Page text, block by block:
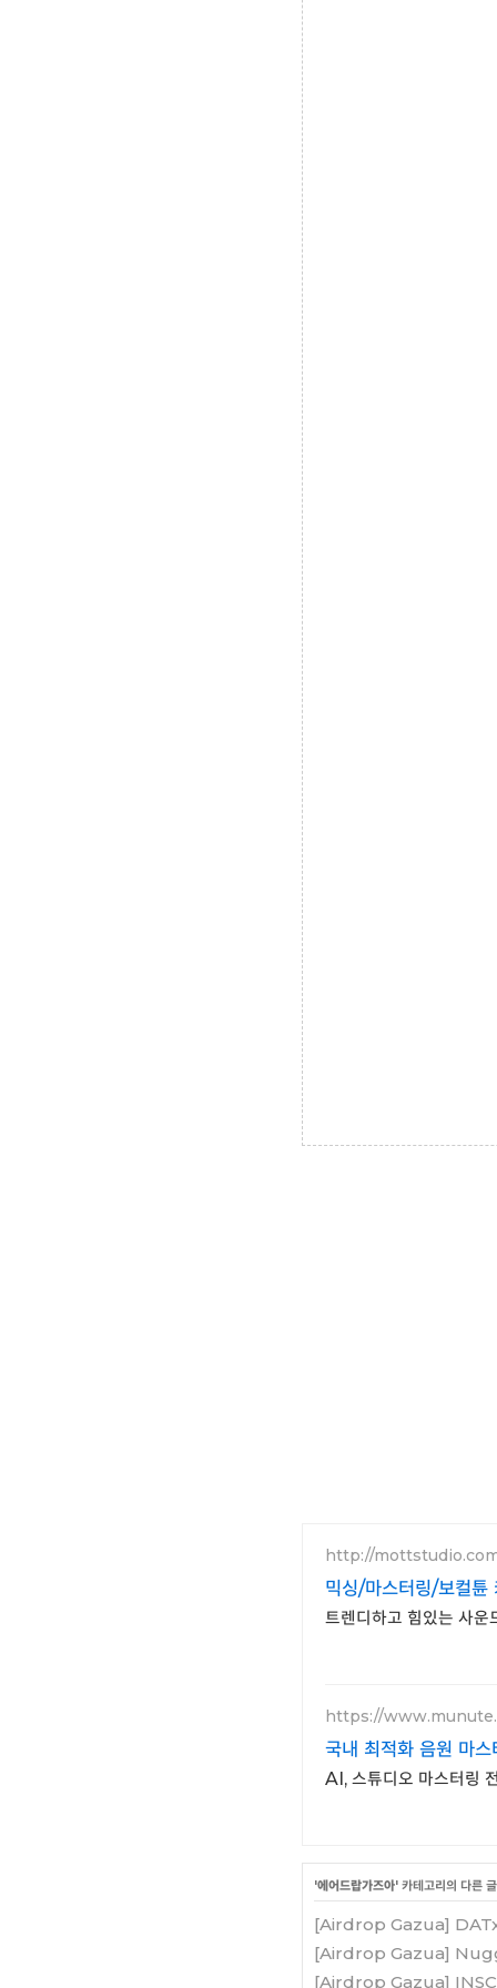
http://
믹싱/마스터링/보컬튠
트렌디하고 힘있는 사운
https://
국내 최적화 음원 마
AI, 스튜디오 마스터링
'에어드랍가즈아' 카테고리의 다른 글
[Airdrop Gazua] DATx
[Airdrop Gazua]
[Airdrop Gazua]